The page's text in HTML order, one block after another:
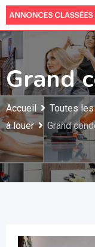
Skip
to
content
Grand
Accueil Toutes
à louer
Grand